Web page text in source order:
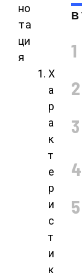
но
та
ци
я
Х
а
р
а
к
т
е
р
и
с
т
и
к
В